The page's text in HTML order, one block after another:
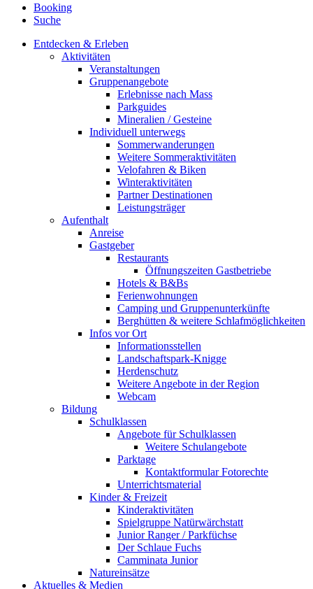
Booking
Suche
Entdecken & Erleben
Aktivitäten
Veranstaltungen
Gruppenangebote
Erlebnisse nach Mass
Parkguides
Mineralien / Gesteine
Individuell unterwegs
Sommerwanderungen
Weitere Sommeraktivitäten
Velofahren & Biken
Winteraktivitäten
Partner Destinationen
Leistungsträger
Aufenthalt
Anreise
Gastgeber
Restaurants
Öffnungszeiten Gastbetriebe
Hotels & B&Bs
Ferienwohnungen
Camping und Gruppenunterkünfte
Berghütten & weitere Schlafmöglichkeiten
Infos vor Ort
Informationsstellen
Landschaftspark-Knigge
Herdenschutz
Weitere Angebote in der Region
Webcam
Bildung
Schulklassen
Angebote für Schulklassen
Weitere Schulangebote
Parktage
Kontaktformular Fotorechte
Unterrichtsmaterial
Kinder & Freizeit
Kinderaktivitäten
Spielgruppe Natürwärchstatt
Junior Ranger / Parkfüchse
Der Schlaue Fuchs
Camminata Junior
Natureinsätze
Aktuelles & Medien